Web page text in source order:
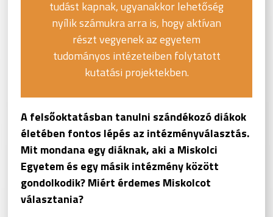
tudást kapnak, ugyanakkor lehetőség
nyílik számukra arra is, hogy aktívan
részt vegyenek az egyetem
tudományos intézeteiben folytatott
kutatási projektekben.
A felsőoktatásban tanulni szándékozó diákok
életében fontos lépés az intézményválasztás.
Mit mondana egy diáknak, aki a Miskolci
Egyetem és egy másik intézmény között
gondolkodik? Miért érdemes Miskolcot
választania?